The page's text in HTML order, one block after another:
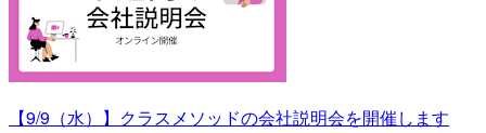
【9/9（水）】クラスメソッドの会社説明会を開催します